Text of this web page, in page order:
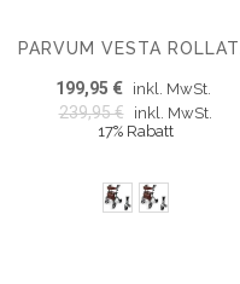
199,95 € inkl. MwSt.
239,95 €
inkl. MwSt.
17% Rabatt